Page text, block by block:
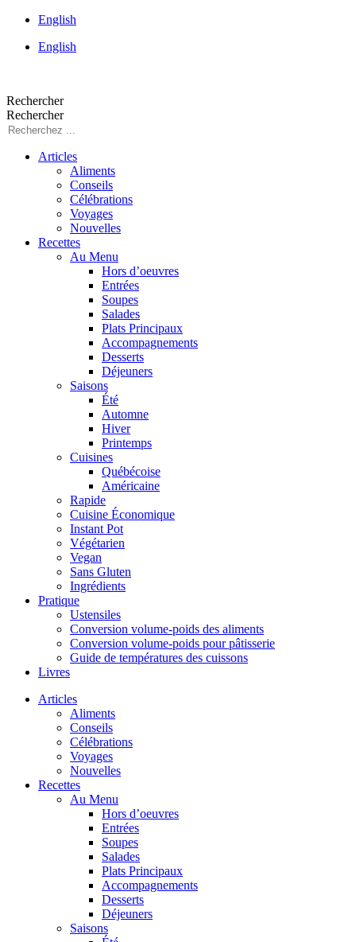
English
English
Rechercher
Rechercher
Articles
Aliments
Conseils
Célébrations
Voyages
Nouvelles
Recettes
Au Menu
Hors d’oeuvres
Entrées
Soupes
Salades
Plats Principaux
Accompagnements
Desserts
Déjeuners
Saisons
Été
Automne
Hiver
Printemps
Cuisines
Québécoise
Américaine
Rapide
Cuisine Économique
Instant Pot
Végétarien
Vegan
Sans Gluten
Ingrédients
Pratique
Ustensiles
Conversion volume-poids des aliments
Conversion volume-poids pour pâtisserie
Guide de températures des cuissons
Livres
Articles
Aliments
Conseils
Célébrations
Voyages
Nouvelles
Recettes
Au Menu
Hors d’oeuvres
Entrées
Soupes
Salades
Plats Principaux
Accompagnements
Desserts
Déjeuners
Saisons